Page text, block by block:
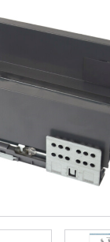
ДВПО
ФУРНИТУРА
ПРОФИЛЬ